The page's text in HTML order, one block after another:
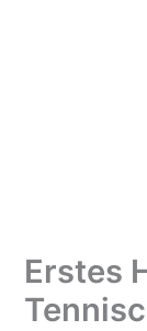
Erstes